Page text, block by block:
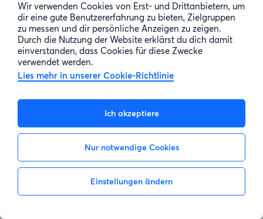
Wir verwenden Cookies von Erst- und Drittanbietern, um
dir eine gute Benutzererfahrung zu bieten, Zielgruppen
zu messen und dir persönliche Anzeigen zu zeigen.
Durch die Nutzung der Website erklärst du dich damit
einverstanden, dass Cookies für diese Zwecke
verwendet werden.
Lies mehr in unserer Cookie-Richtlinie
Ich akzeptiere
Nur notwendige Cookies
Einstellungen ändern
Zur Suche gehen